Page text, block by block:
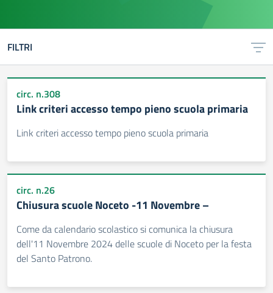
FILTRI
circ. n.308
Link criteri accesso tempo pieno scuola primaria
Link criteri accesso tempo pieno scuola primaria
circ. n.26
Chiusura scuole Noceto -11 Novembre –
Come da calendario scolastico si comunica la chiusura
dell'11 Novembre 2024 delle scuole di Noceto per la festa
del Santo Patrono.